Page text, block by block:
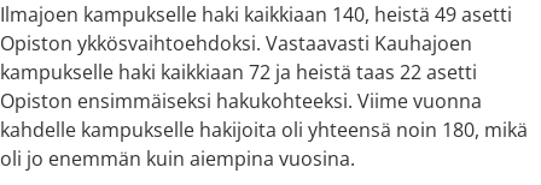
Ilmajoen kampukselle haki kaikkiaan 140, heistä 49 asetti
Opiston ykkösvaihtoehdoksi. Vastaavasti Kauhajoen
kampukselle haki kaikkiaan 72 ja heistä taas 22 asetti
Opiston ensimmäiseksi hakukohteeksi. Viime vuonna
kahdelle kampukselle hakijoita oli yhteensä noin 180, mikä
oli jo enemmän kuin aiempina vuosina.